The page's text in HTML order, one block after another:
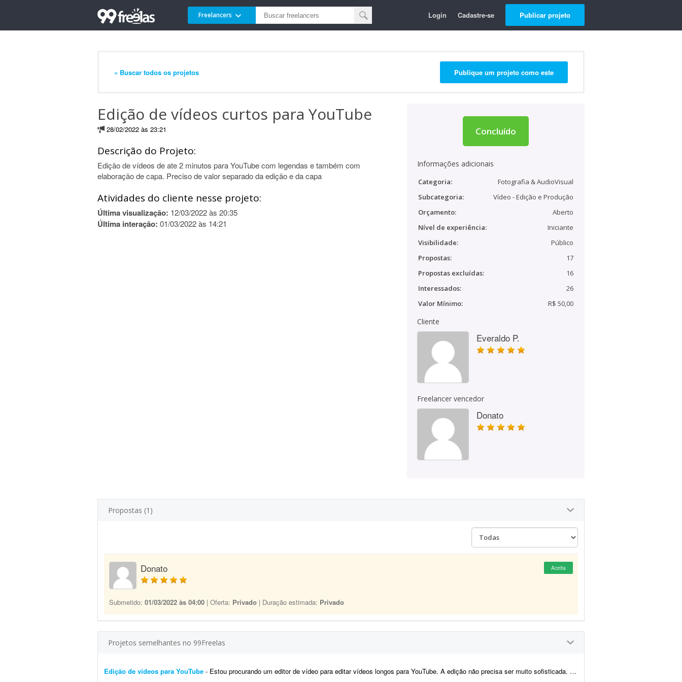
Freelancers Login Cadastre-se Publicar projeto
« Buscar todos os projetos Publique um projeto como este
Edição de vídeos curtos para YouTube
28/02/2022 às 23:21
Descrição do Projeto:
Edição de vídeos de ate 2 minutos para YouTube com legendas e também com
elaboração de capa. Preciso de valor separado da edição e da capa
Atividades do cliente nesse projeto:
Última visualização: 12/03/2022 às 20:35
Última interação: 01/03/2022 às 14:21
Concluído
Informações adicionais
Categoria:
Fotografia & AudioVisual
Subcategoria:
Vídeo - Edição e Produção
Orçamento:
Aberto
Nível de experiência:
Iniciante
Visibilidade:
Público
Propostas:
17
Propostas excluídas:
16
Interessados:
26
Valor Mínimo:
R$ 50,00
Cliente
Everaldo P.
Freelancer vencedor
Donato
Propostas (1)
Donato Aceita
Submetido: 01/03/2022 às 04:00 | Oferta: Privado | Duração estimada: Privado
Projetos semelhantes no 99Freelas
Edição de vídeos para YouTube - Estou procurando um editor de vídeo para editar vídeos longos para YouTube. A edição não precisa ser muito sofisticada. Procuro algo simples, dinâmico e ag...